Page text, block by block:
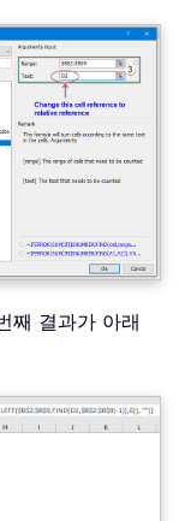
째 결과가 아래